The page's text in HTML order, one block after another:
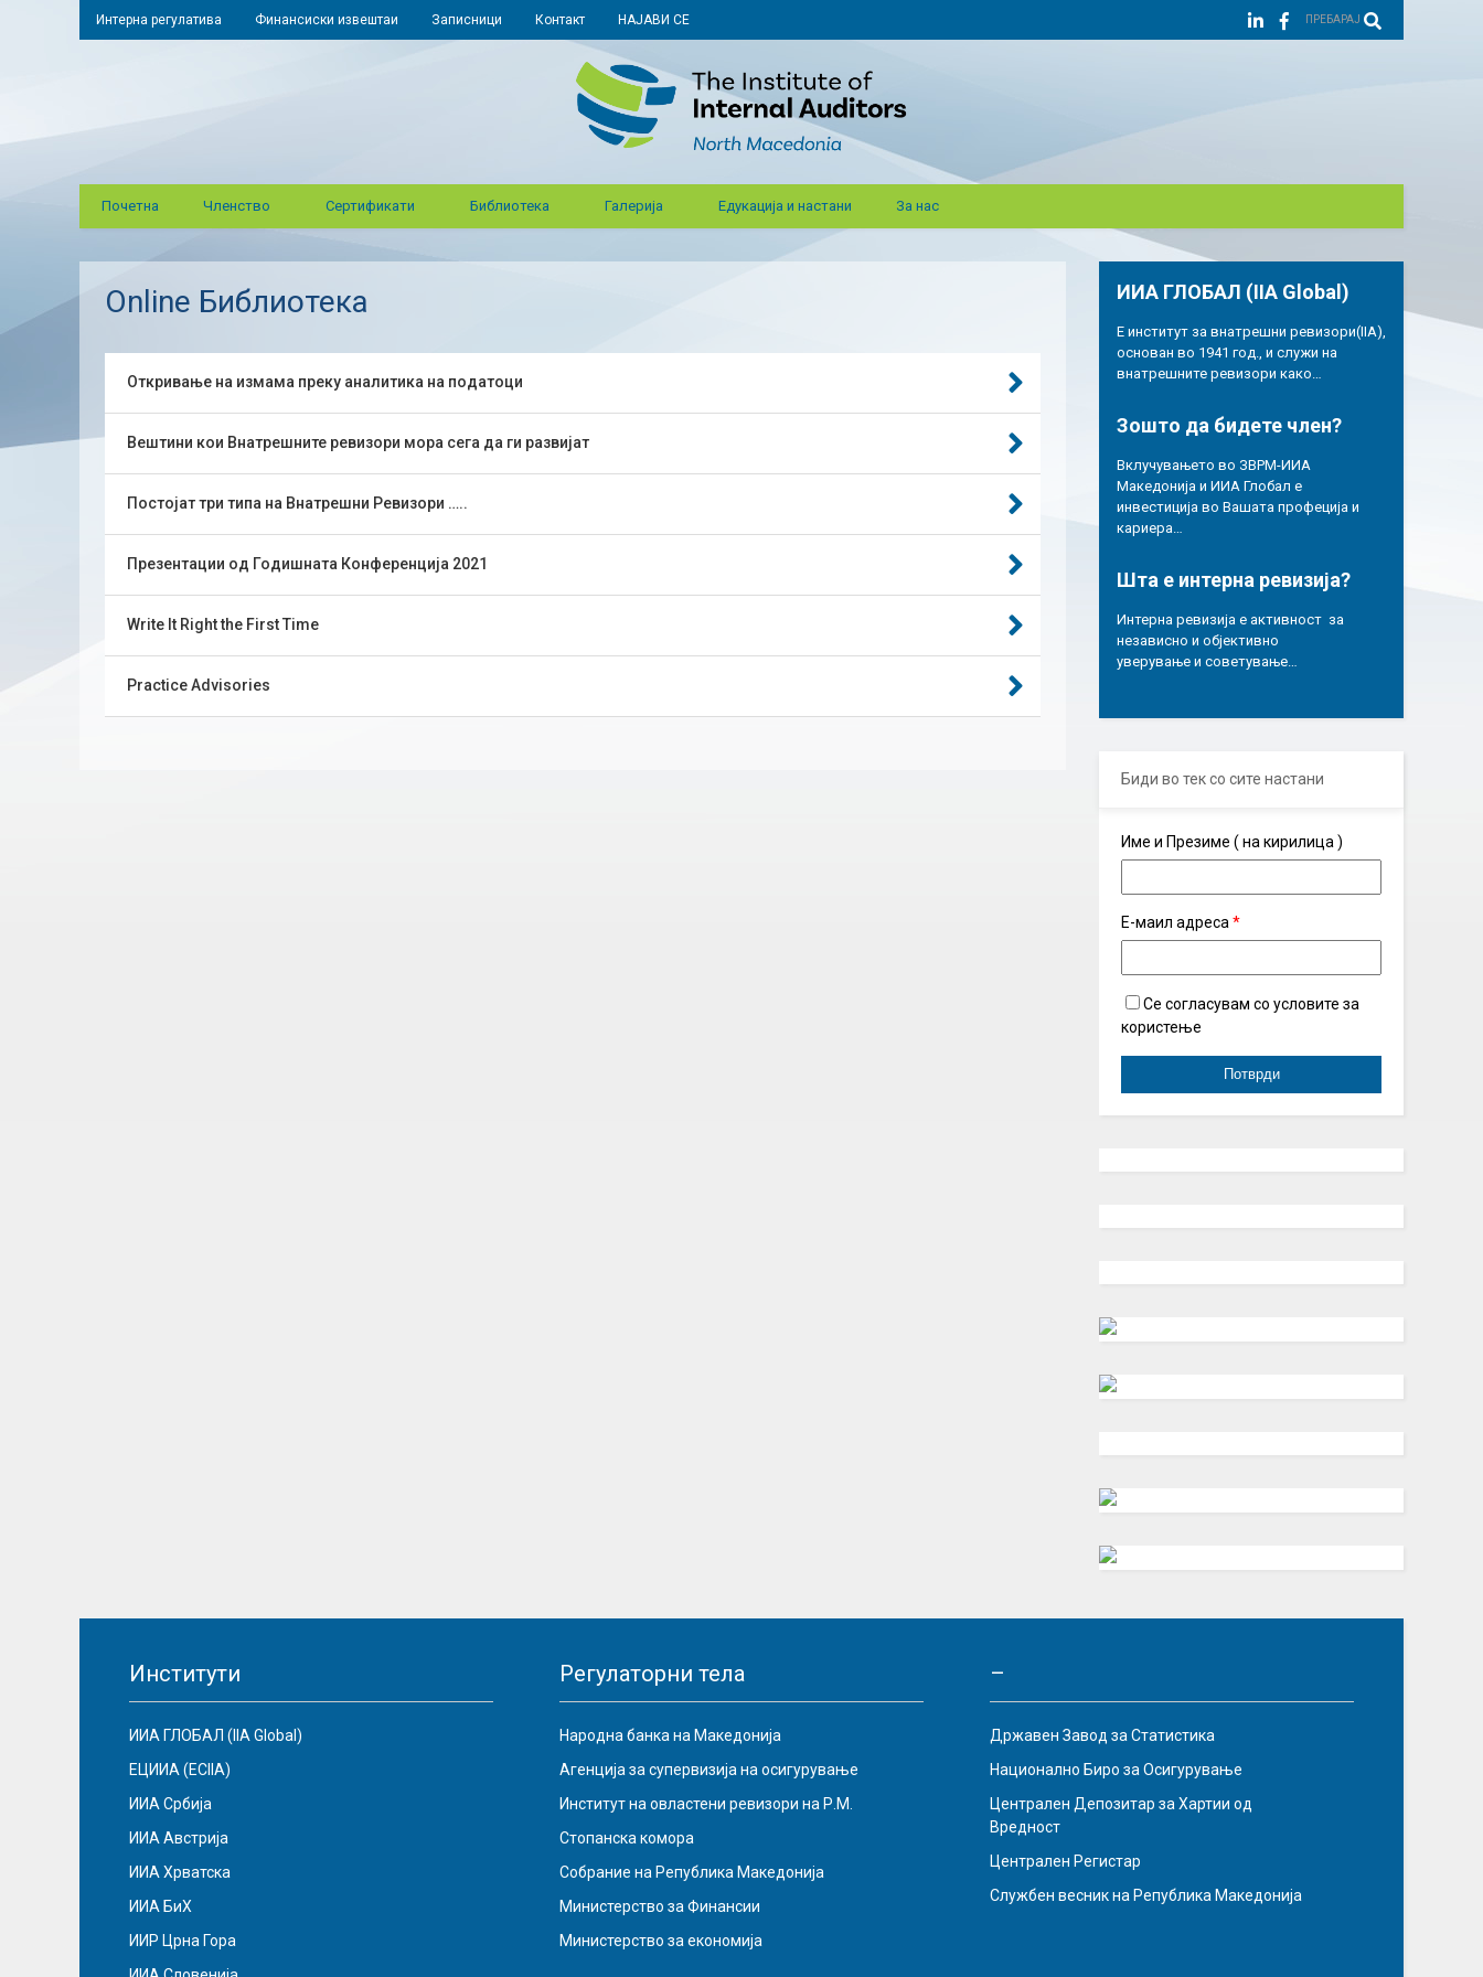
Интерна регулатива Финансиски извештаи Записници Контакт НАЈАВИ СЕ ПРЕБАРАЈ
Почетна Членство Сертификати Библиотека Галерија Едукација и настани За нас
Online Библиотека
Откривање на измама преку аналитика на податоци
Вештини кои Внатрешните ревизори мора сега да ги развијат
Постојат три типа на Внатрешни Ревизори …..
Презентации од Годишната Конференција 2021
Write It Right the First Time
Practice Advisories
ИИА ГЛОБАЛ (IIA Global)
Е институт за внатрешни ревизори(IIA),
основан во 1941 год., и служи на
внатрешните ревизори како…
Зошто да бидете член?
Вклучувањето во ЗВРМ-ИИА
Македонија и ИИА Глобал е
инвестиција во Вашата профеција и
кариера…
Шта е интерна ревизија?
Интерна ревизија е активност за
независно и објективно
уверување и советување…
Биди во тек со сите настани
Име и Презиме ( на кирилица )
Е-маил адреса *
Се согласувам со условите за
користење
Институти
ИИА ГЛОБАЛ (IIA Global)
ЕЦИИА (ECIIA)
ИИА Србија
ИИА Австрија
ИИА Хрватска
ИИА БиХ
ИИР Црна Гора
Регулаторни тела
Народна банка на Македонија
Агенција за супервизија на осигурување
Институт на овластени ревизори на Р.М.
Стопанска комора
Собрание на Република Македонија
Министерство за Финансии
Министерство за економија
–
Државен Завод за Статистика
Национално Биро за Осигурување
Централен Депозитар за Хартии од
Вредност
Централен Регистар
Службен весник на Република Македонија